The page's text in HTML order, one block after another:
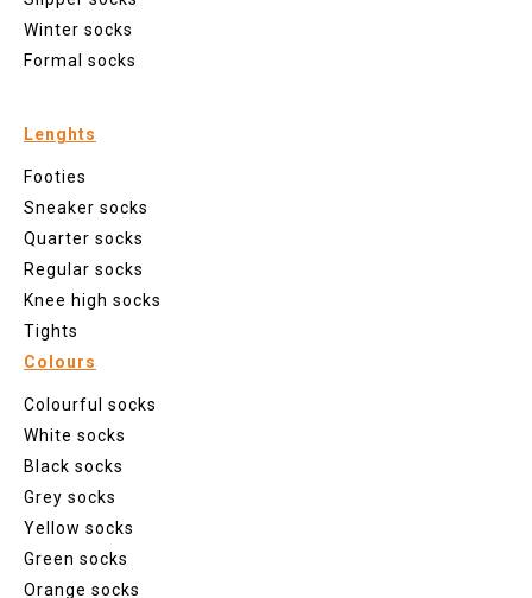
Winter socks
Formal socks
Lenghts
Footies
Sneaker socks
Quarter socks
Regular socks
Knee high socks
Tights
Colours
Colourful socks
White socks
Black socks
Grey socks
Yellow socks
Green socks
Orange socks